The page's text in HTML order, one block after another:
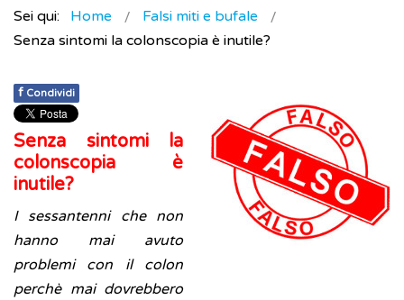
Sei qui: Home
Falsi miti e bufale
Senza sintomi la colonscopia è inutile?
f Condividi
Senza sintomi la
colonscopia è
inutile?
I sessantenni che non
hanno mai avuto
problemi con il colon
perchè mai dovrebbero